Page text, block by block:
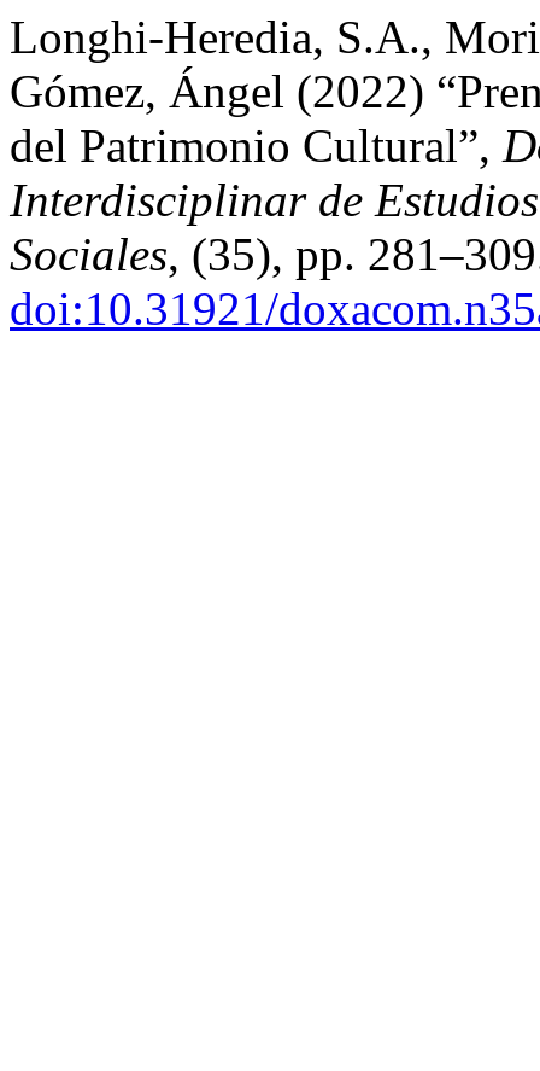
Longhi-Heredia, S.A.,
Gómez, Ángel (2022)
del Patrimonio Cultural”,
Interdisciplinar de
Sociales, (35), pp.
doi:10.31921/